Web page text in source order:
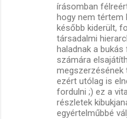
írásomban
hogy nem tértem
később kiderült,
társadalmi
haladnak a
számára
megszerzésének
ezért utólag is
fordulni ;) ez a
részletek
egyértelműbbé